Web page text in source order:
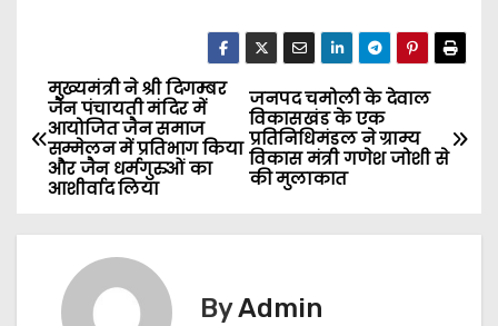
P
o
s
t
जनपद चमोली के देवाल
विकासखंड के एक
प्रतिनिधिमंडल ने ग्राम्य
विकास मंत्री गणेश जोशी से
की मुलाकात
मुख्यमंत्री ने श्री दिगम्बर
जैन पंचायती मंदिर में
आयोजित जैन समाज
सम्मेलन में प्रतिभाग किया
और जैन धर्मगुरुओं का
आशीर्वाद लिया
ByAdmin